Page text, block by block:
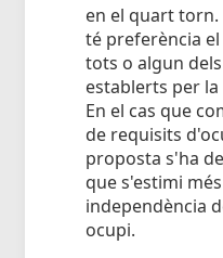
en el quart
té preferència
tots o algun
establerts per la
En el cas que
de requisits
proposta s'ha
que s'estimi
independència
ocupi.